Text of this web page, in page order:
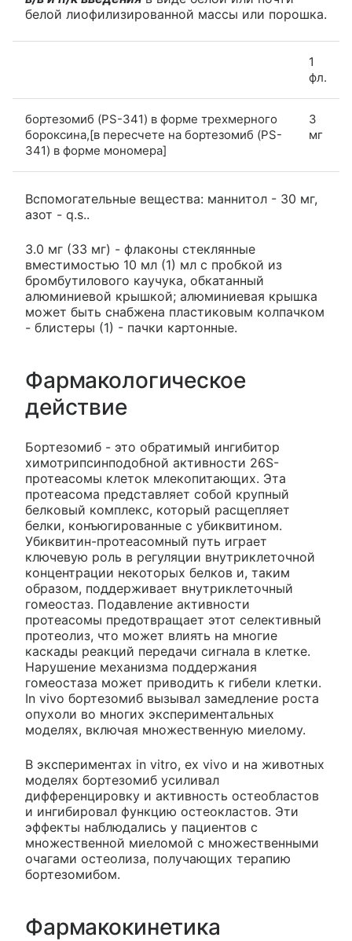
белой лиофилизированной массы или порошка.
1
фл.
бортезомиб (PS-341) в форме трехмерного
бороксина,[в пересчете на бортезомиб (PS-
341) в форме мономера]
3
мг
Вспомогательные вещества: маннитол - 30 мг,
азот - q.s..
3.0 мг (33 мг) - флаконы стеклянные
вместимостью 10 мл (1) мл с пробкой из
бромбутилового каучука, обкатанный
алюминиевой крышкой; алюминиевая крышка
может быть снабжена пластиковым колпачком
- блистеры (1) - пачки картонные.
Фармакологическое
действие
Бортезомиб - это обратимый ингибитор
химотрипсинподобной активности 26S-
протеасомы клеток млекопитающих. Эта
протеасома представляет собой крупный
белковый комплекс, который расщепляет
белки, конъюгированные с убиквитином.
Убиквитин-протеасомный путь играет
ключевую роль в регуляции внутриклеточной
концентрации некоторых белков и, таким
образом, поддерживает внутриклеточный
гомеостаз. Подавление активности
протеасомы предотвращает этот селективный
протеолиз, что может влиять на многие
каскады реакций передачи сигнала в клетке.
Нарушение механизма поддержания
гомеостаза может приводить к гибели клетки.
In vivo бортезомиб вызывал замедление роста
опухоли во многих экспериментальных
моделях, включая множественную миелому.
В экспериментах in vitro, ex vivo и на животных
моделях бортезомиб усиливал
дифференцировку и активность остеобластов
и ингибировал функцию остеокластов. Эти
эффекты наблюдались у пациентов с
множественной миеломой с множественными
очагами остеолиза, получающих терапию
бортезомибом.
Фармакокинетика